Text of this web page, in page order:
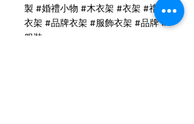
製 #婚禮小物 #木衣架 #衣架 #禮品
衣架 #品牌衣架 #服飾衣架 #品牌 #
服裝